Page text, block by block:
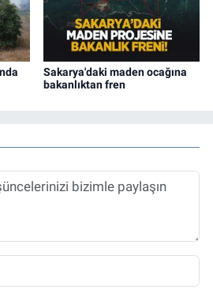
Sakarya'daki maden ocağına
bakanlıktan fren